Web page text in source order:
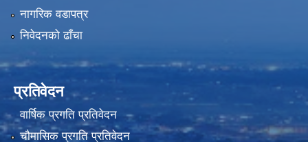
नागरिक वडापत्र
निवेदनको ढाँचा
प्रतिवेदन
वार्षिक प्रगति प्रतिवेदन
चौमासिक प्रगति प्रतिवेदन